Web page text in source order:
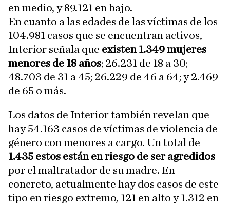
en medio, y 89.121 en bajo.
En cuanto a las edades de las víctimas de los
104.981 casos que se encuentran activos,
Interior señala que existen 1.349 mujeres
menores de 18 años; 26.231 de 18 a 30;
48.703 de 31 a 45; 26.229 de 46 a 64; y 2.469
de 65 o más.
Los datos de Interior también revelan que
hay 54.163 casos de víctimas de violencia de
género con menores a cargo. Un total de
1.435 estos están en riesgo de ser agredidos
por el maltratador de su madre. En
concreto, actualmente hay dos casos de este
tipo en riesgo extremo, 121 en alto y 1.312 en